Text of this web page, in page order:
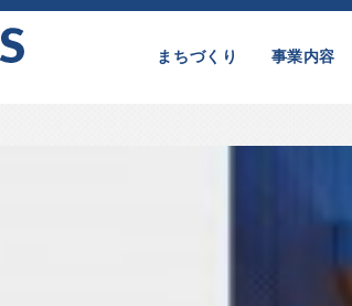
まちづくり 事業内容